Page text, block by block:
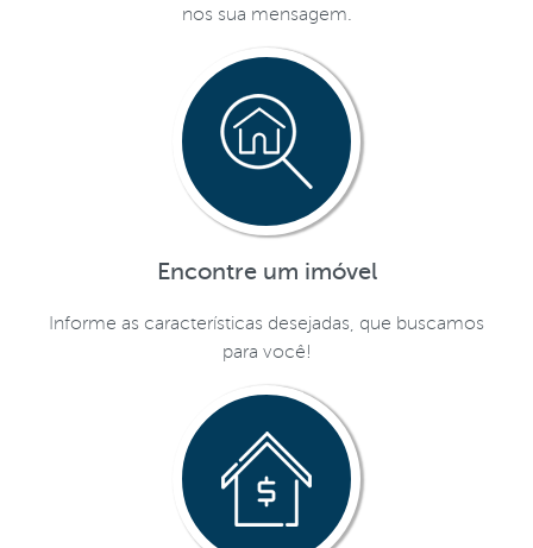
nos sua mensagem.
Encontre um imóvel
Informe as características desejadas, que buscamos
para você!